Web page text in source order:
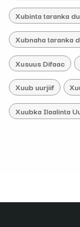
Xubinta taranka
Xubnaha taranka
Xusuus Difaac
Xuub uurjiif
Xuubka Ilaalinta